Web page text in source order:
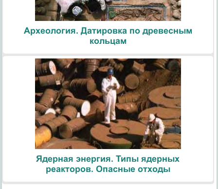
Археология. Датировка по древесным
кольцам
Ядерная энергия. Типы ядерных
реакторов. Опасные отходы